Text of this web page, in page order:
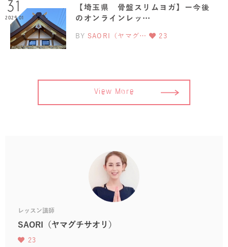
31
2024.01
【埼玉県 骨盤スリムヨガ】ー今後
のオンラインレッ…
BY SAORI（ヤマグ… 23
View More
レッスン講師
SAORI（ヤマグチサオリ）
23